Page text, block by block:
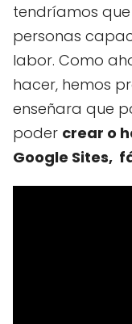
tendríamos
personas
labor. Como
hacer, hemos
enseñara que
poder crear o
Google Sites,